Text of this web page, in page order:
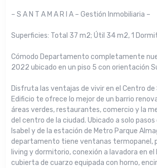
– S A N T A M A R I A – Gestión Inmobiliaria –
Superficies: Total 37 m2; Útil 34 m2, 1
Cómodo Departamento completamente
2022 ubicado en un piso 5 con orientación
Disfruta las ventajas de vivir en el Centro de
Edificio te ofrece lo mejor de un barrio
áreas verdes, restaurantes, comercio y la
del centro de la ciudad. Ubicado a solo
Isabel y de la estación de Metro Parque
departamento tiene ventanas termopanel,
living y dormitorio, conexión a lavadora en el
cubierta de cuarzo equipada con horno,